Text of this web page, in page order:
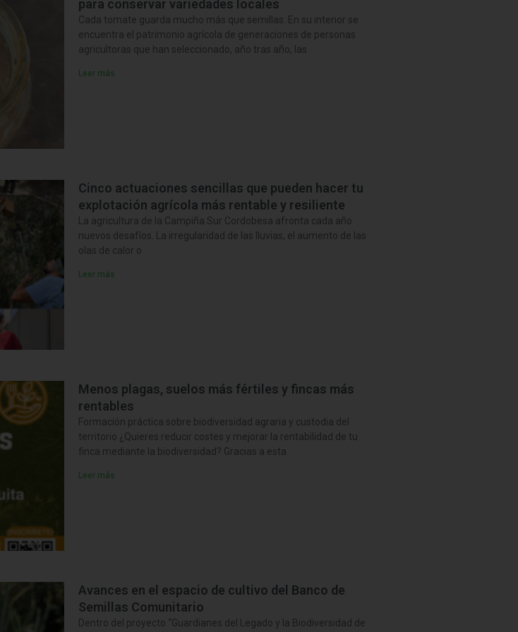
para conservar variedades locales
Cada tomate guarda mucho más que semillas. En su interior se
encuentra el patrimonio agrícola de generaciones de personas
agricultoras que han seleccionado, año tras año, las
Leer más
Cinco actuaciones sencillas que pueden hacer tu
explotación agrícola más rentable y resiliente
La agricultura de la Campiña Sur Cordobesa afronta cada año
nuevos desafíos. La irregularidad de las lluvias, el aumento de las
olas de calor o
Leer más
Menos plagas, suelos más fértiles y fincas más
rentables
Formación práctica sobre biodiversidad agraria y custodia del
territorio ¿Quieres reducir costes y mejorar la rentabilidad de tu
finca mediante la biodiversidad? Gracias a esta
Leer más
Avances en el espacio de cultivo del Banco de
Semillas Comunitario
Dentro del proyecto “Guardianes del Legado y la Biodiversidad de